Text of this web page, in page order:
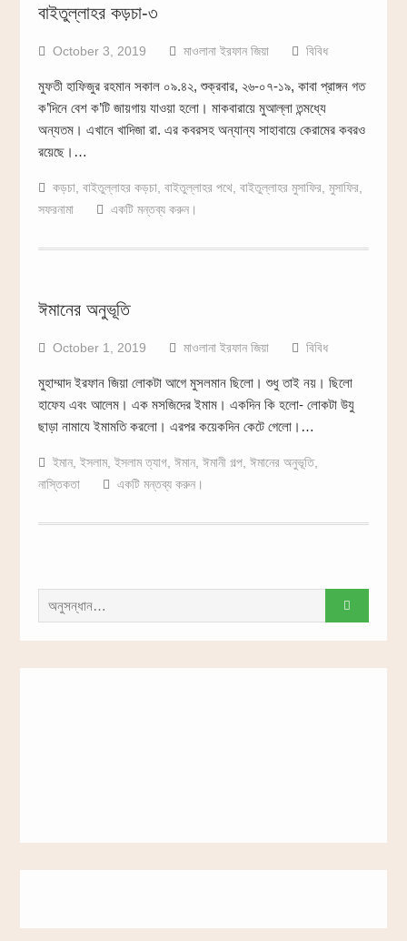
বাইতুল্লাহর কড়চা-৩
October 3, 2019 মাওলানা ইরফান জিয়া বিবিধ
মুফতী হাফিজুর রহমান সকাল ০৯.৪২, শুক্রবার, ২৬-০৭-১৯, কাবা প্রাঙ্গন গত
ক’দিনে বেশ ক’টি জায়গায় যাওয়া হলো। মাকবারায়ে মুআল্লা তন্মধ্যে
অন্যতম। এখানে খাদিজা রা. এর কবরসহ অন্যান্য সাহাবায়ে কেরামের কবরও
রয়েছে।…
কড়চা, বাইতুল্লাহর কড়চা, বাইতুল্লাহর পথে, বাইতুল্লাহর মুসাফির, মুসাফির,
সফরনামা
একটি মন্তব্য করুন।
ঈমানের অনুভূতি
October 1, 2019 মাওলানা ইরফান জিয়া বিবিধ
মুহাম্মাদ ইরফান জিয়া লোকটা আগে মুসলমান ছিলো। শুধু তাই নয়। ছিলো
হাফেয এবং আলেম। এক মসজিদের ইমাম। একদিন কি হলো- লোকটা উযু
ছাড়া নামাযে ইমামতি করলো। এরপর কয়েকদিন কেটে গেলো।…
ইমান, ইসলাম, ইসলাম ত্যাগ, ঈমান, ঈমানী গল্প, ঈমানের অনুভূতি,
নাস্তিকতা
একটি মন্তব্য করুন।
করাঃ